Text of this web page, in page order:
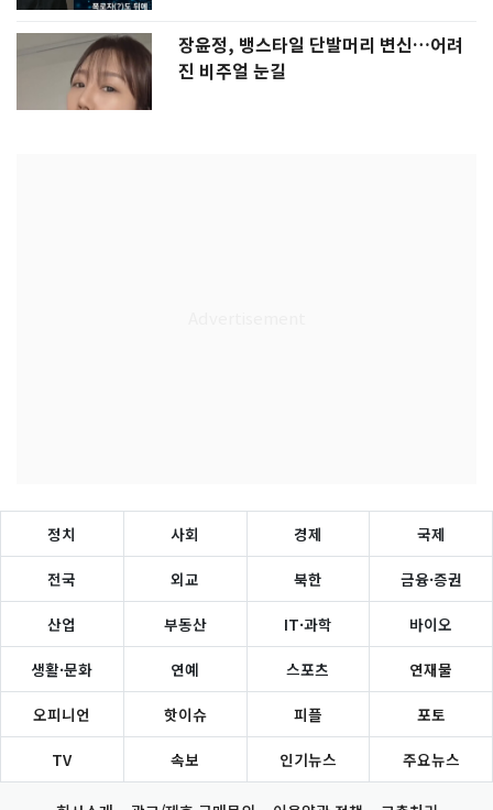
장윤정, 뱅스타일 단발머리 변신…어려
진 비주얼 눈길
정치 사회 경제 국제
전국 외교 북한 금융·증권
산업 부동산 IT·과학 바이오
생활·문화 연예 스포츠 연재물
오피니언 핫이슈 피플 포토
TV 속보 인기뉴스 주요뉴스